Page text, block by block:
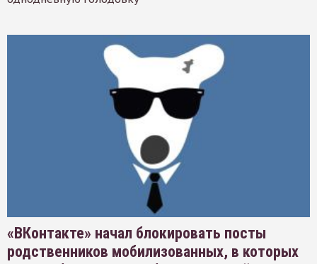
«ВКонтакте» начал блокировать посты
родственников мобилизованных, в которых